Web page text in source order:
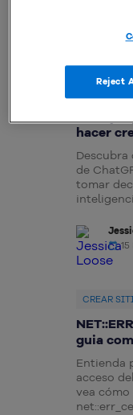
hacer
de
tomar
CREAR
guia
Entienda
acceso
vea
Reject